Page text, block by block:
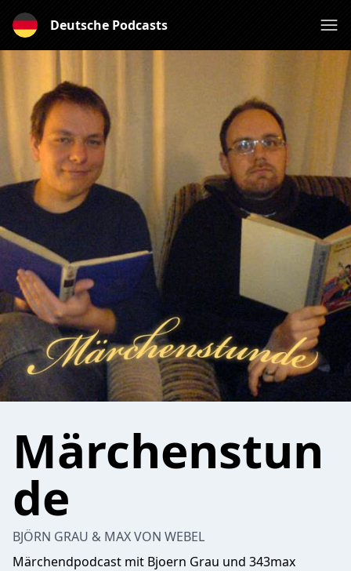
Deutsche Podcasts
Märchenstun
de
BJÖRN GRAU & MAX VON WEBEL
Märchendpodcast mit Bjoern Grau und 343max